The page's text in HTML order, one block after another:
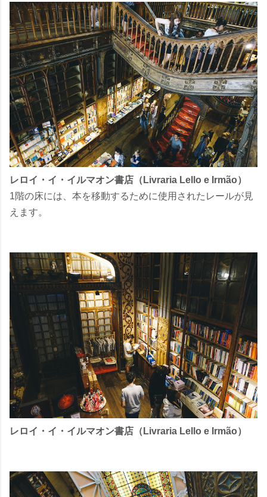
レロイ・イ・イルマオン書店（Livraria Lello e Irmão）
1階の床には、本を移動するために使用されたレールが見
えます。
レロイ・イ・イルマオン書店（Livraria Lello e Irmão）